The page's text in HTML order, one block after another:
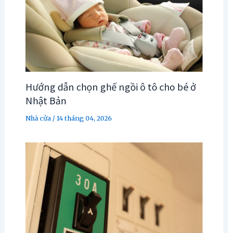
Hướng dẫn chọn ghế ngồi ô tô cho bé ở
Nhật Bản
Nhà cửa/14 tháng 04, 2026